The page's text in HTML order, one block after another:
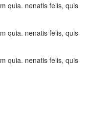
quia. nenatis felis, quis
quia. nenatis felis, quis
quia. nenatis felis, quis